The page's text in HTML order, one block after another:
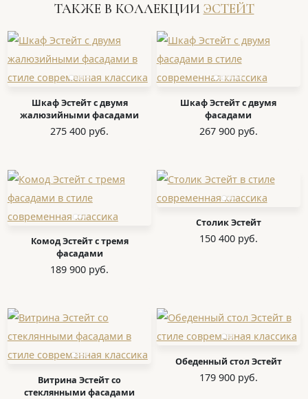
ТАКЖЕ В КОЛЛЕКЦИИ ЭСТЕЙТ
Шкаф Эстейт с двумя
жалюзийными фасадами
275 400 руб.
Шкаф Эстейт с двумя
фасадами
267 900 руб.
Комод Эстейт с тремя
фасадами
189 900 руб.
Столик Эстейт
150 400 руб.
Витрина Эстейт со
стеклянными фасадами
Обеденный стол Эстейт
179 900 руб.